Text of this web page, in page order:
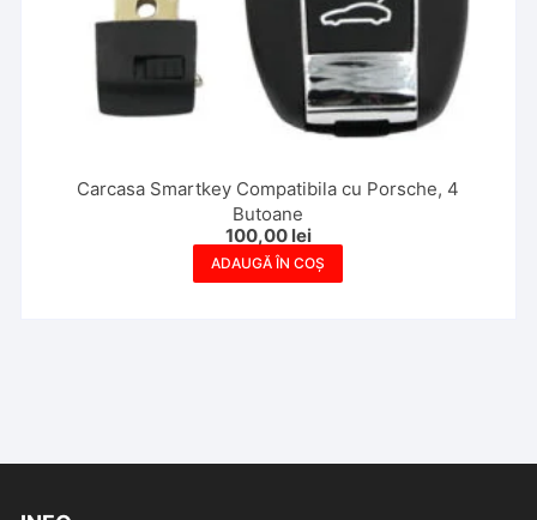
Carcasa Smartkey Compatibila cu Porsche, 4
Butoane
100,00 lei
ADAUGĂ ÎN COȘ